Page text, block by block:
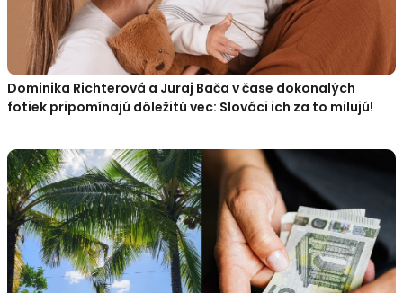
Dominika Richterová a Juraj Bača v čase dokonalých
fotiek pripomínajú dôležitú vec: Slováci ich za to milujú!